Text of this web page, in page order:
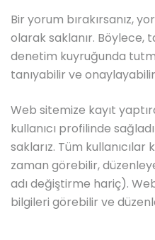
Bir yorum bırakırsanız,
olarak saklanır. Böylece,
denetim kuyruğunda
tanıyabilir ve
Web sitemize kayıt
kullanıcı profilinde
saklarız. Tüm
zaman görebilir,
adı değiştirme hariç).
bilgileri görebilir ve